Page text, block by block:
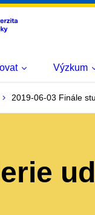
Výzkum
2019-06-03 Finále